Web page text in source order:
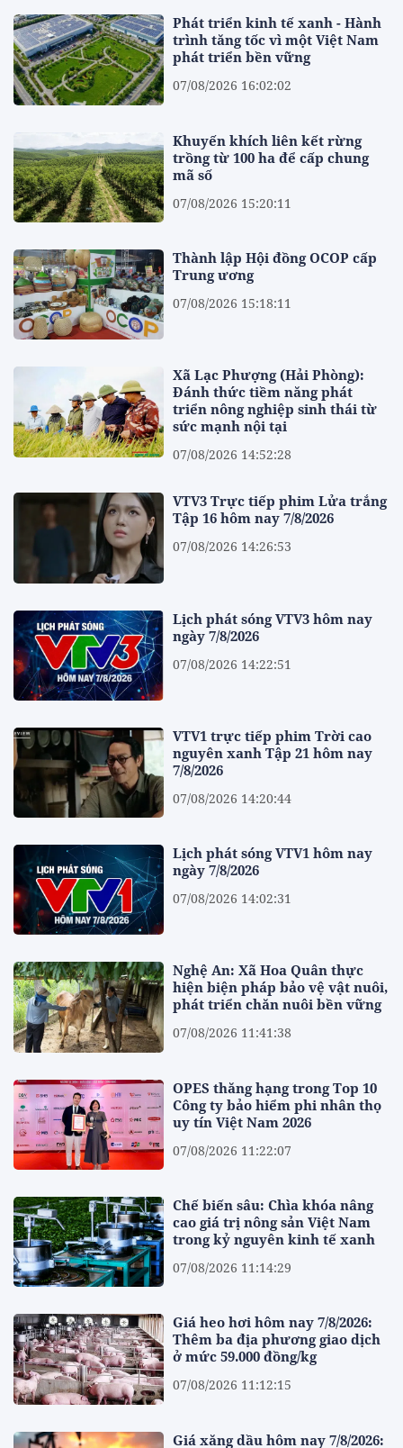
Phát triển kinh tế xanh - Hành
trình tăng tốc vì một Việt Nam
phát triển bền vững
07/08/2026 16:02:02
Khuyến khích liên kết rừng
trồng từ 100 ha để cấp chung
mã số
07/08/2026 15:20:11
Thành lập Hội đồng OCOP cấp
Trung ương
07/08/2026 15:18:11
Xã Lạc Phượng (Hải Phòng):
Đánh thức tiềm năng phát
triển nông nghiệp sinh thái từ
sức mạnh nội tại
07/08/2026 14:52:28
VTV3 Trực tiếp phim Lửa trắng
Tập 16 hôm nay 7/8/2026
07/08/2026 14:26:53
Lịch phát sóng VTV3 hôm nay
ngày 7/8/2026
07/08/2026 14:22:51
VTV1 trực tiếp phim Trời cao
nguyên xanh Tập 21 hôm nay
7/8/2026
07/08/2026 14:20:44
Lịch phát sóng VTV1 hôm nay
ngày 7/8/2026
07/08/2026 14:02:31
Nghệ An: Xã Hoa Quân thực
hiện biện pháp bảo vệ vật nuôi,
phát triển chăn nuôi bền vững
07/08/2026 11:41:38
OPES thăng hạng trong Top 10
Công ty bảo hiểm phi nhân thọ
uy tín Việt Nam 2026
07/08/2026 11:22:07
Chế biến sâu: Chìa khóa nâng
cao giá trị nông sản Việt Nam
trong kỷ nguyên kinh tế xanh
07/08/2026 11:14:29
Giá heo hơi hôm nay 7/8/2026:
Thêm ba địa phương giao dịch
ở mức 59.000 đồng/kg
07/08/2026 11:12:15
Giá xăng dầu hôm nay 7/8/2026: